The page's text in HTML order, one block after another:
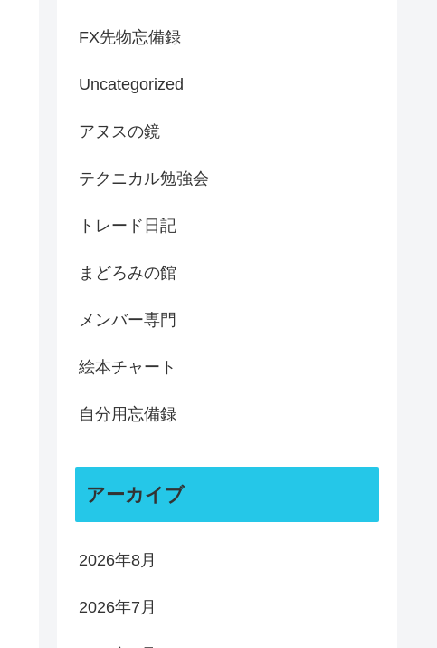
FX先物忘備録
Uncategorized
アヌスの鏡
テクニカル勉強会
トレード日記
まどろみの館
メンバー専門
絵本チャート
自分用忘備録
アーカイブ
2026年8月
2026年7月